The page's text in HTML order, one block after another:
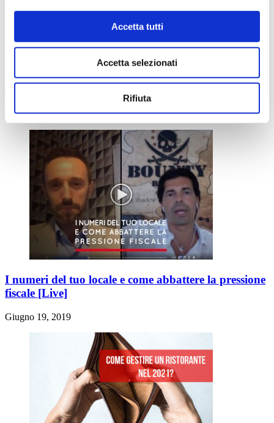
Accetta tutti
Accetta selezionati
Rifiuta
[Webinar Live] I numeri del tuo locale e come
Giugno 13, 2019
I numeri del tuo locale e come abbattere la pressione
fiscale [Live]
Giugno 19, 2019